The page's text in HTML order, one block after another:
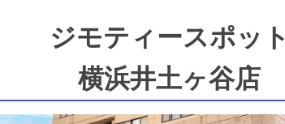
ジモティースポット
横浜井土ヶ谷店